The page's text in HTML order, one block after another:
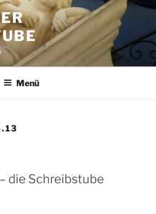
Menü
die Schreibstube